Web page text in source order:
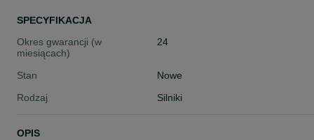
SPECYFIKACJA
Okres gwarancji (w
miesiącach)
24
Stan
Nowe
Rodzaj
Silniki
OPIS